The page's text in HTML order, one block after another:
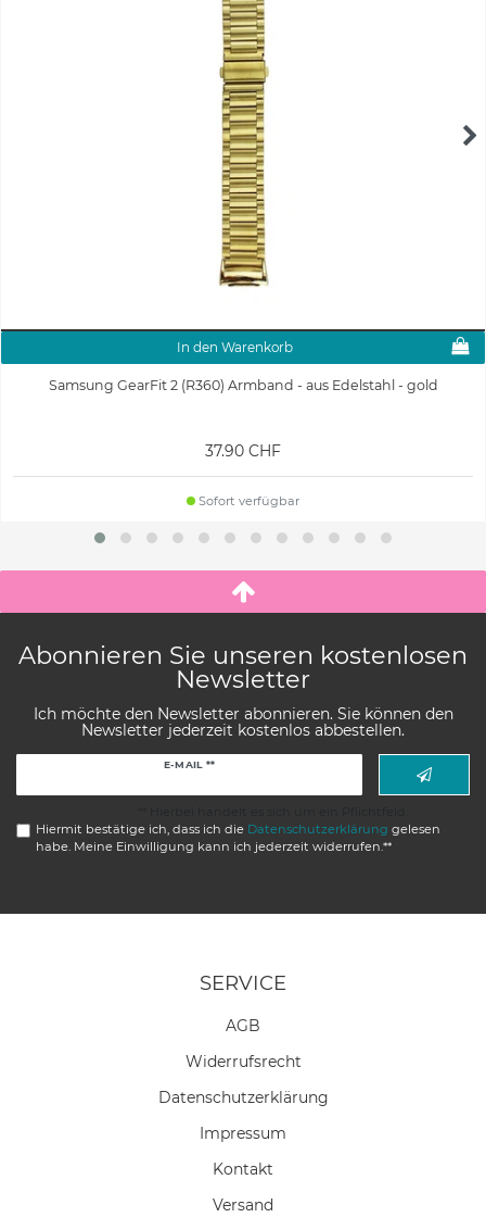
In den Warenkorb
Samsung GearFit 2 (R360) Armband - aus Edelstahl - gold
37.90 CHF
Sofort verfügbar
Abonnieren Sie unseren kostenlosen
Newsletter
Ich möchte den Newsletter abonnieren. Sie können den
Newsletter jederzeit kostenlos abbestellen.
E-MAIL **
Hiermit bestätige ich, dass ich die Daten­schutz­erklärung gelesen
habe. Meine Einwilligung kann ich jederzeit widerrufen.**
SERVICE
AGB
Widerrufs­recht
Daten­schutz­erklärung
Impressum
Kontakt
Versand